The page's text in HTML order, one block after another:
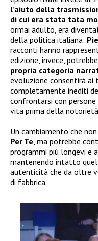
l’aiuto della
di cui era stata tata
ormai adulto, era
della politica italiana:
racconti hanno
edizione, invece,
propria categoria
evoluzione consentirà
completamente inediti
confrontarsi con
vita prima della
Un cambiamento che
Per Te, ma potrebbe
programmi più longevi e
mantenendo intatto quel
autenticità che da oltre
di fabbrica.